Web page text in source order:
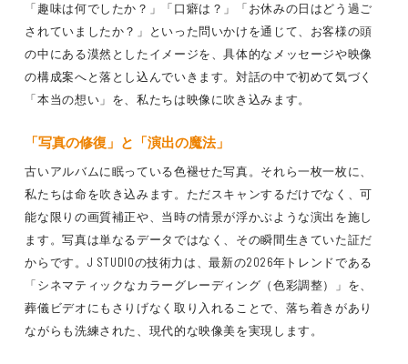
「趣味は何でしたか？」「口癖は？」「お休みの日はどう過ご
されていましたか？」といった問いかけを通じて、お客様の頭
の中にある漠然としたイメージを、具体的なメッセージや映像
の構成案へと落とし込んでいきます。対話の中で初めて気づく
「本当の想い」を、私たちは映像に吹き込みます。
「写真の修復」と「演出の魔法」
古いアルバムに眠っている色褪せた写真。それら一枚一枚に、
私たちは命を吹き込みます。ただスキャンするだけでなく、可
能な限りの画質補正や、当時の情景が浮かぶような演出を施し
ます。写真は単なるデータではなく、その瞬間生きていた証だ
からです。J STUDIOの技術力は、最新の2026年トレンドである
「シネマティックなカラーグレーディング（色彩調整）」を、
葬儀ビデオにもさりげなく取り入れることで、落ち着きがあり
ながらも洗練された、現代的な映像美を実現します。